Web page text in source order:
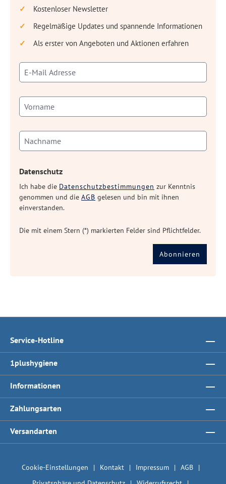
Kostenloser Newsletter
Regelmäßige Updates und spannende Informationen
Als erster von Angeboten und Aktionen erfahren
Datenschutz
Ich habe die Datenschutzbestimmungen zur Kenntnis
genommen und die AGB gelesen und bin mit ihnen
einverstanden.
Die mit einem Stern (*) markierten Felder sind Pflichtfelder.
Abonnieren
Service-Hotline
1plushygiene
Informationen
Zahlungsarten
Versandarten
Cookie-Einstellungen Kontakt Impressum
AGB